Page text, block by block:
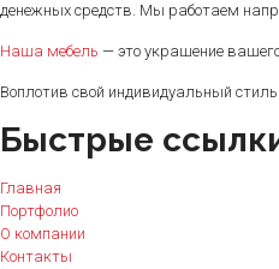
денежных средств. Мы работаем
Наша мебель — это украшение
Воплотив свой индивидуальный
Быстрые
Главная
Портфолио
О компании
Контакты